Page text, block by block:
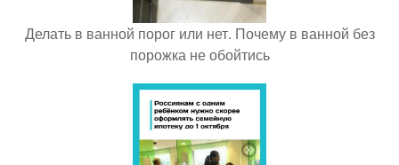
Делать в ванной порог или нет. Почему в ванной без
порожка не обойтись